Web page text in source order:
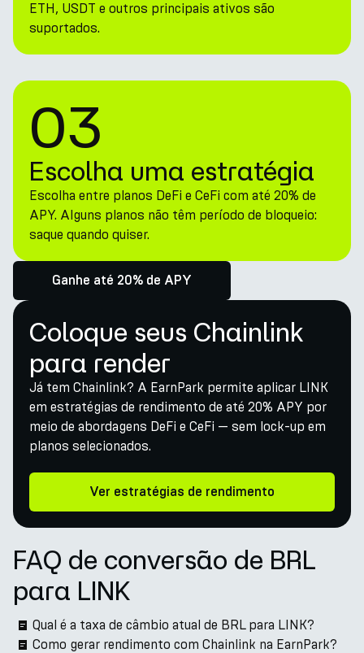
ETH, USDT e outros principais ativos são
suportados.
03
Escolha uma estratégia
Escolha entre planos DeFi e CeFi com até 20% de
APY. Alguns planos não têm período de bloqueio:
saque quando quiser.
Ganhe até 20% de APY
Coloque seus Chainlink
para render
Já tem Chainlink? A EarnPark permite aplicar LINK
em estratégias de rendimento de até 20% APY por
meio de abordagens DeFi e CeFi — sem lock-up em
planos selecionados.
Ver estratégias de rendimento
FAQ de conversão de BRL
para LINK
Qual é a taxa de câmbio atual de BRL para LINK?
Como gerar rendimento com Chainlink na EarnPark?